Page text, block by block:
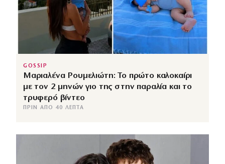
GOSSIP
Μαριαλένα Ρουμελιώτη: Το πρώτο καλοκαίρι
με τον 2 μηνών γιο της στην παραλία και το
τρυφερό βίντεο
ΠΡΙΝ ΑΠΌ 40 ΛΕΠΤΆ